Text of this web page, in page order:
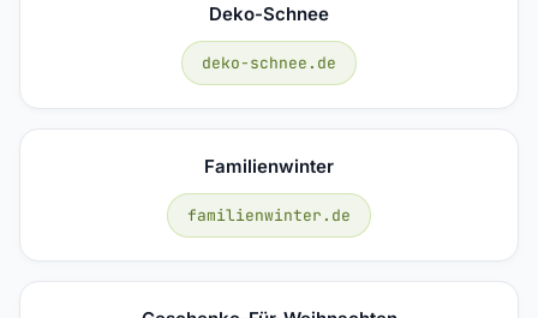
Deko-Schnee
deko-schnee.de
Familienwinter
familienwinter.de